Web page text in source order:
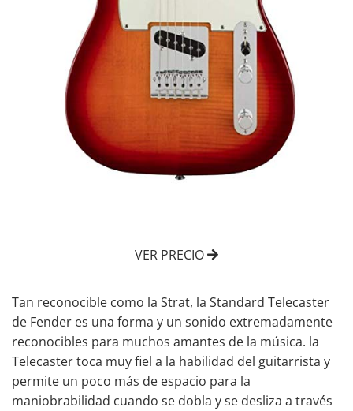
VER PRECIO
Tan reconocible como la Strat, la Standard Telecaster
de Fender es una forma y un sonido extremadamente
reconocibles para muchos amantes de la música. la
Telecaster toca muy fiel a la habilidad del guitarrista y
permite un poco más de espacio para la
maniobrabilidad cuando se dobla y se desliza a través